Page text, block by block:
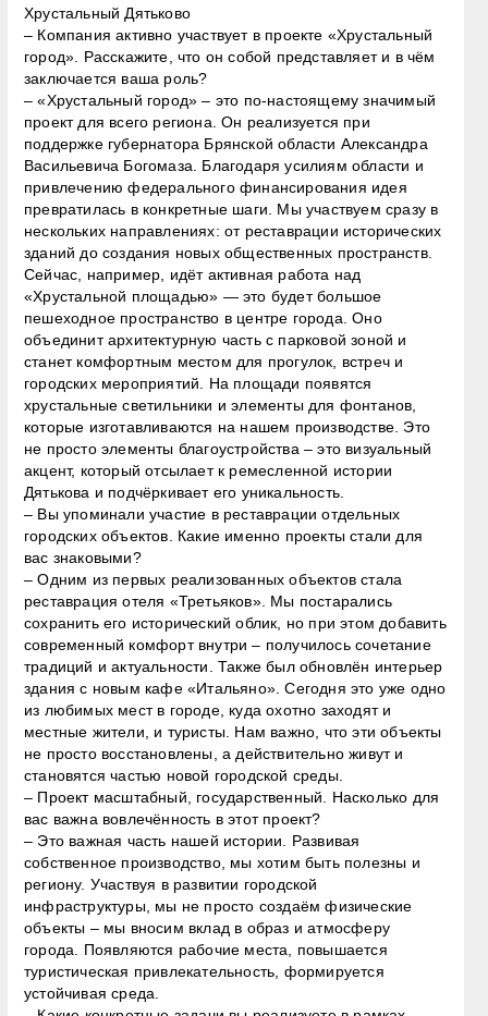
Хрустальный Дятьково
– Компания активно участвует в проекте «Хрустальный
город». Расскажите, что он собой представляет и в чём
заключается ваша роль?
– «Хрустальный город» – это по-настоящему значимый
проект для всего региона. Он реализуется при
поддержке губернатора Брянской области Александра
Васильевича Богомаза. Благодаря усилиям области и
привлечению федерального финансирования идея
превратилась в конкретные шаги. Мы участвуем сразу в
нескольких направлениях: от реставрации исторических
зданий до создания новых общественных пространств.
Сейчас, например, идёт активная работа над
«Хрустальной площадью» — это будет большое
пешеходное пространство в центре города. Оно
объединит архитектурную часть с парковой зоной и
станет комфортным местом для прогулок, встреч и
городских мероприятий. На площади появятся
хрустальные светильники и элементы для фонтанов,
которые изготавливаются на нашем производстве. Это
не просто элементы благоустройства – это визуальный
акцент, который отсылает к ремесленной истории
Дятькова и подчёркивает его уникальность.
– Вы упоминали участие в реставрации отдельных
городских объектов. Какие именно проекты стали для
вас знаковыми?
– Одним из первых реализованных объектов стала
реставрация отеля «Третьяков». Мы постарались
сохранить его исторический облик, но при этом добавить
современный комфорт внутри – получилось сочетание
традиций и актуальности. Также был обновлён интерьер
здания с новым кафе «Итальяно». Сегодня это уже одно
из любимых мест в городе, куда охотно заходят и
местные жители, и туристы. Нам важно, что эти объекты
не просто восстановлены, а действительно живут и
становятся частью новой городской среды.
– Проект масштабный, государственный. Насколько для
вас важна вовлечённость в этот проект?
– Это важная часть нашей истории. Развивая
собственное производство, мы хотим быть полезны и
региону. Участвуя в развитии городской
инфраструктуры, мы не просто создаём физические
объекты – мы вносим вклад в образ и атмосферу
города. Появляются рабочие места, повышается
туристическая привлекательность, формируется
устойчивая среда.